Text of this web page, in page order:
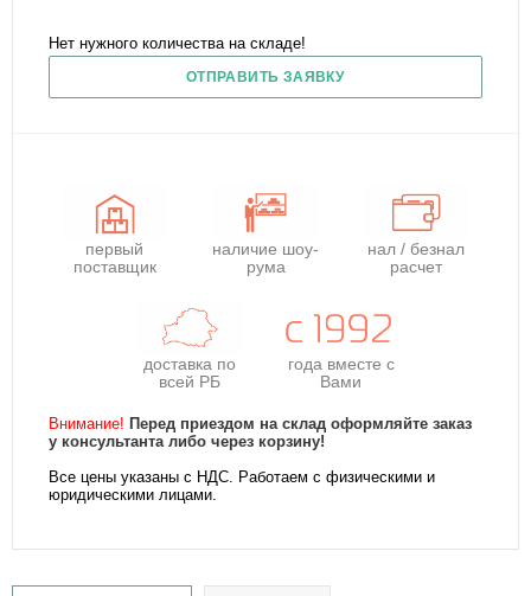
Нет нужного количества на складе!
ОТПРАВИТЬ ЗАЯВКУ
первый
поставщик
наличие шоу-
рума
нал / безнал
расчет
доставка по
всей РБ
года вместе с
Вами
Внимание! Перед приездом на склад оформляйте заказ
у консультанта либо через корзину!
Все цены указаны с НДС. Работаем с физическими и
юридическими лицами.